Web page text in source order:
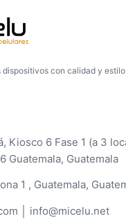
dispositivos con calidad y
Kiosco 6 Fase 1 (a 3
Guatemala, Guatemala
1 , Guatemala,
│ info@micelu.net